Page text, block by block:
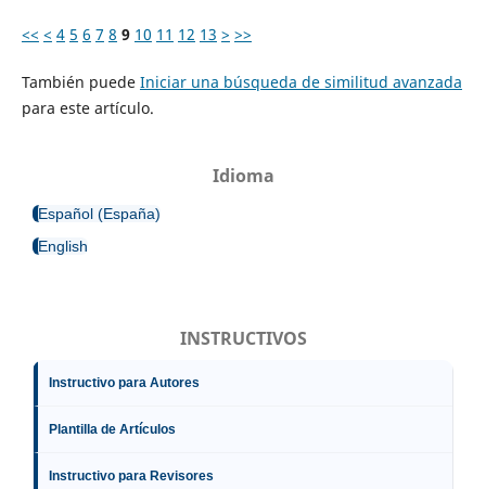
<< < 4 5 6 7 8 9 10 11 12 13 > >>
También puede Iniciar una búsqueda de similitud avanzada
para este artículo.
Idioma
Español (España)
English
INSTRUCTIVOS
Instructivo para Autores
Plantilla de Artículos
Instructivo para Revisores